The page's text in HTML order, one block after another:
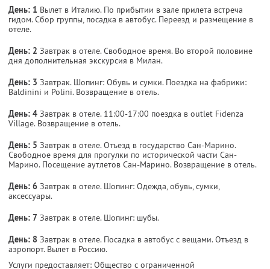
День: 1 Вылет в Италию. По прибытии в зале прилета встреча
гидом. Сбор группы, посадка в автобус. Переезд и размещение в
отеле.
День: 2 Завтрак в отеле. Свободное время. Во второй половине
дня дополнительная экскурсия в Милан.
День: 3 Завтрак. Шопинг: Обувь и сумки. Поездка на фабрики:
Baldinini и Polini. Возвращение в отель.
День: 4 Завтрак в отеле. 11:00-17:00 поездка в outlet Fidenza
Village. Возвращение в отель.
День: 5 Завтрак в отеле. Отъезд в государство Сан-Марино.
Свободное время для прогулки по исторической части Сан-
Марино. Посещение аутлетов Сан-Марино. Возвращение в отель.
День: 6 Завтрак в отеле. Шопинг: Одежда, обувь, сумки,
аксессуары.
День: 7 Завтрак в отеле. Шопинг: шубы.
День: 8 Завтрак в отеле. Посадка в автобус с вещами. Отъезд в
аэропорт. Вылет в Россию.
Услуги предоставляет: Общество с ограниченной